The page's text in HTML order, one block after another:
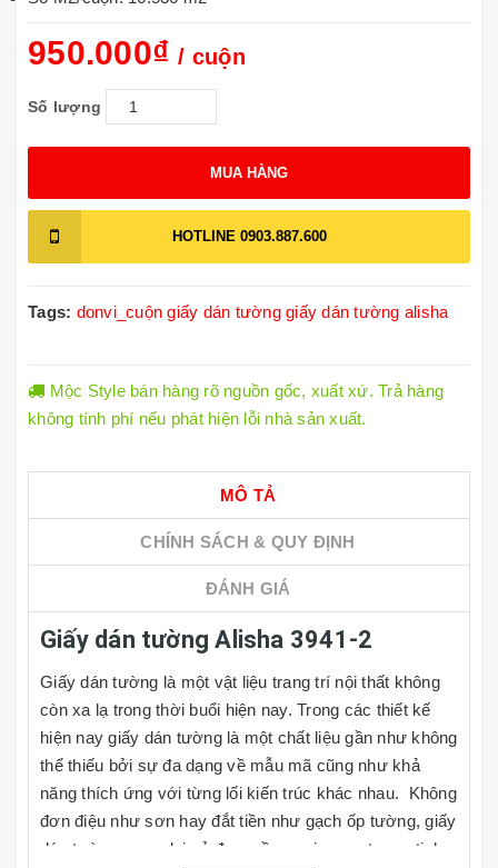
950.000₫/ cuộn
Số lượng
MUA HÀNG
HOTLINE 0903.887.600
Tags: donvi_cuộn giấy dán tường giấy dán tường alisha
Mộc Style bán hàng rõ nguồn gốc, xuất xứ. Trả hàng
không tính phí nếu phát hiện lỗi nhà sản xuất.
MÔ TẢ
CHÍNH SÁCH & QUY ĐỊNH
ĐÁNH GIÁ
Giấy dán tường Alisha 3941-2
Giấy dán tường là một vật liệu trang trí nội thất không
còn xa lạ trong thời buổi hiện nay. Trong các thiết kế
hiện nay giấy dán tường là một chất liệu gần như không
thể thiếu bởi sự đa dạng về mẫu mã cũng như khả
năng thích ứng với từng lối kiến trúc khác nhau. Không
đơn điệu như sơn hay đắt tiền như gạch ốp tường, giấy
dán tường mang lại vẻ đẹp mềm mại, sang trọng, tinh